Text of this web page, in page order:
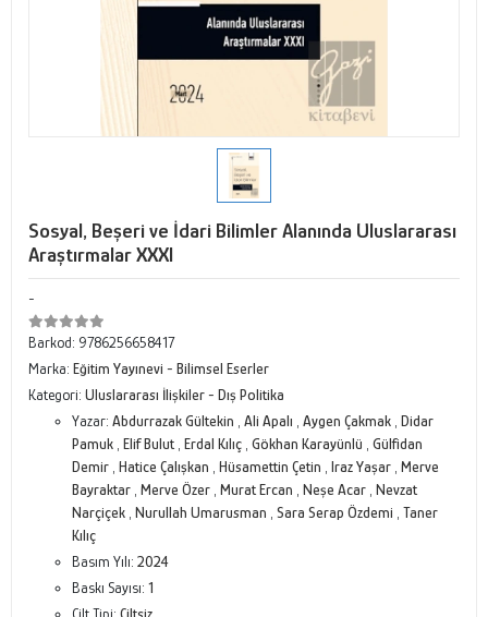
Sosyal, Beşeri ve İdari Bilimler Alanında Uluslararası
Araştırmalar XXXI
-
Barkod: 9786256658417
Marka: Eğitim Yayınevi - Bilimsel Eserler
Kategori: Uluslararası İlişkiler - Dış Politika
Yazar: Abdurrazak Gültekin Ali Apalı Aygen Çakmak Didar
Pamuk Elif Bulut Erdal Kılıç Gökhan Karayünlü
Gülfidan
Demir Hatice Çalışkan Hüsamettin Çetin Iraz Yaşar Merve
Bayraktar Merve Özer Murat Ercan Neşe Acar Nevzat
Narçiçek Nurullah Umarusman Sara Serap Özdemi
Taner
Kılıç
Basım Yılı: 2024
Baskı Sayısı: 1